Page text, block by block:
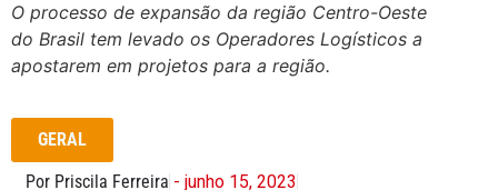
O processo de expansão da região Centro-Oeste
do Brasil tem levado os Operadores Logísticos a
apostarem em projetos para a região.
GERAL
Por Priscila Ferreira - junho 15, 2023